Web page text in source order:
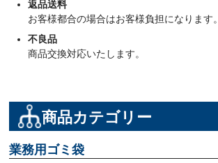
返品送料
お客様都合の場合はお客様負担になります。
不良品
商品交換対応いたします。
商品カテゴリー
業務用ゴミ袋